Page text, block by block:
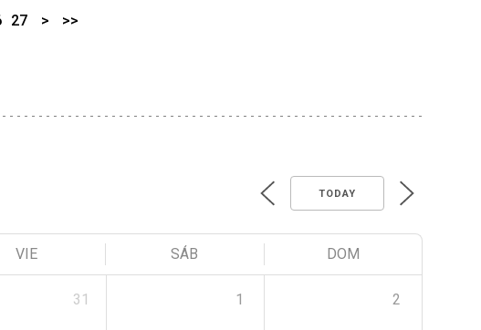
27 > >>
TODAY
VIE SÁB DOM
31 1 2